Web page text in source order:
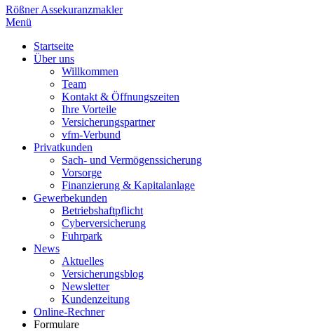
Rößner Assekuranzmakler
Menü
Startseite
Über uns
Willkommen
Team
Kontakt & Öffnungszeiten
Ihre Vorteile
Versicherungspartner
vfm-Verbund
Privatkunden
Sach- und Vermögenssicherung
Vorsorge
Finanzierung & Kapitalanlage
Gewerbekunden
Betriebshaftpflicht
Cyberversicherung
Fuhrpark
News
Aktuelles
Versicherungsblog
Newsletter
Kundenzeitung
Online-Rechner
Formulare